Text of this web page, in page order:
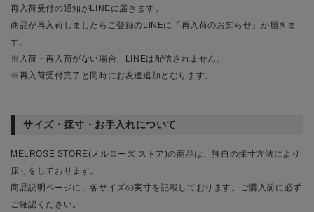
再入荷受付の通知がLINEに届きます。
商品が再入荷しましたらご登録のLINEに「再入荷のお知らせ」が届きま
す。
※入荷・再入荷がない場合、LINEは配信されません。
※再入荷受付完了と同時にお友達追加となります。
サイズ・採寸・お手入れについて
MELROSE STORE(メルローズ ストア)の商品は、独自の採寸方法により
採寸をしております。
商品説明ページに、各サイズの実寸を記載しております。ご購入前に必ず
ご確認ください。